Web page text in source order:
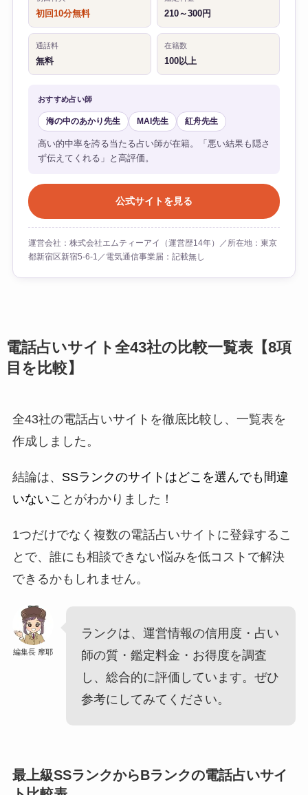
初回10分無料 210～300円
通話料
無料
在籍数
100以上
おすすめ占い師
海の中のあかり先生 MAI先生 紅舟先生
高い的中率を誇る当たる占い師が在籍。「悪い結果も隠さ
ず伝えてくれる」と高評価。
公式サイトを見る
運営会社：株式会社エムティーアイ（運営歴14年）／所在地：東京
都新宿区新宿5-6-1／電気通信事業届：記載無し
電話占いサイト全43社の比較一覧表【8項
目を比較】
全43社の電話占いサイトを徹底比較し、一覧表を
作成しました。
結論は、 SSランクのサイトはどこを選んでも間違
いないことがわかりました！
1つだけでなく複数の電話占いサイトに登録するこ
とで、誰にも相談できない悩みを低コストで解決
できるかもしれません。
編集長 摩耶
ランクは、運営情報の信用度・占い
師の質・鑑定料金・お得度を調査
し、総合的に評価しています。ぜひ
参考にしてみてください。
最上級SSランクからBランクの電話占いサイ